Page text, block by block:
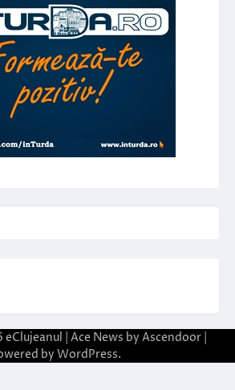
eClujeanul | Ace News by Ascendoor
by WordPress.